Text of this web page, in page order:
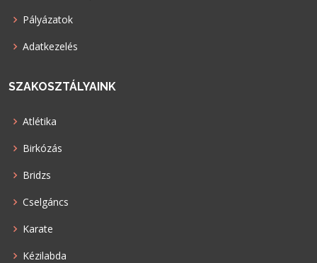
Pályázatok
Adatkezelés
SZAKOSZTÁLYAINK
Atlétika
Birkózás
Bridzs
Cselgáncs
Karate
Kézilabda